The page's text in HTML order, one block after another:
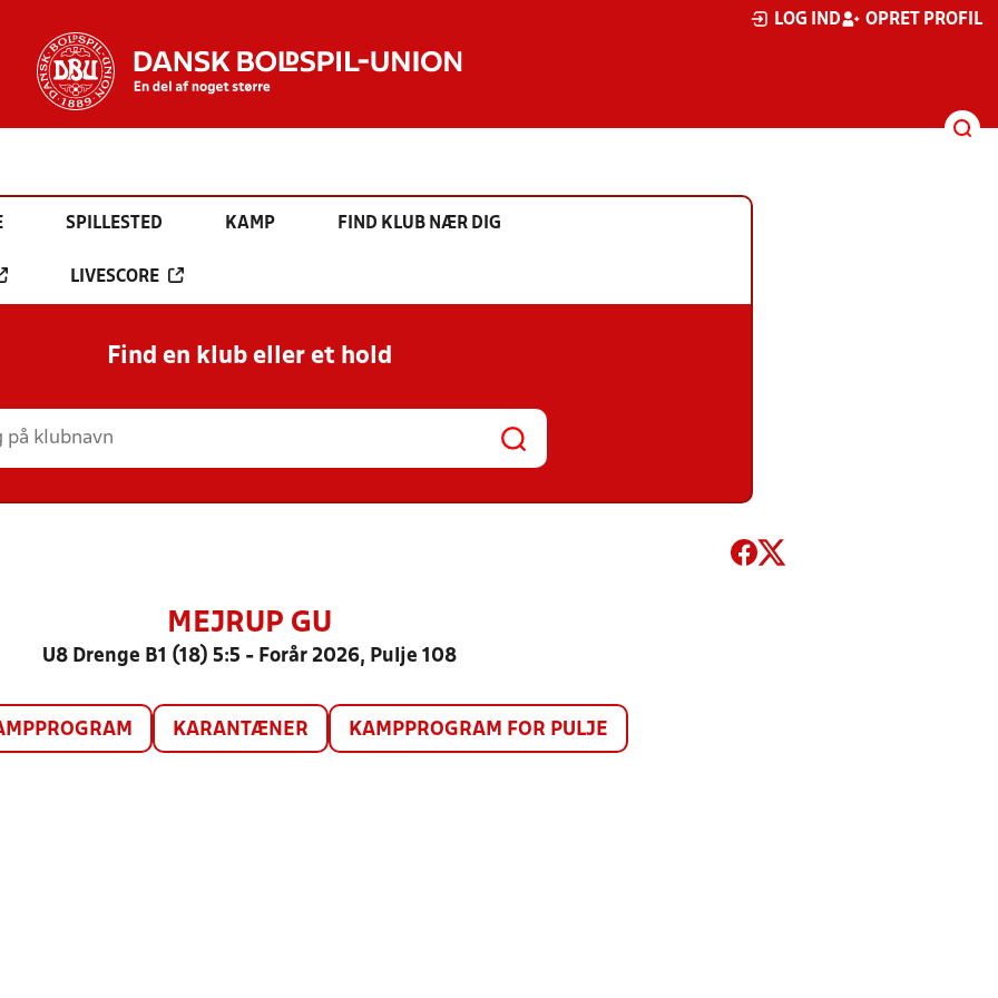
LOG IND OPRET PROFIL
SPILLESTED KAMP FIND KLUB NÆR DIG
LIVESCORE
Find en klub eller et hold
MEJRUP GU
U8 Drenge B1 (18) 5:5 - Forår 2026, Pulje 108
KARANTÆNER KAMPPROGRAM FOR PULJE